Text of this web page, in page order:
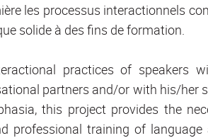
les processus interactionnels
solide à des fins de formation.
practices of speakers
partners and/or with his/her
this project provides the
professional training of